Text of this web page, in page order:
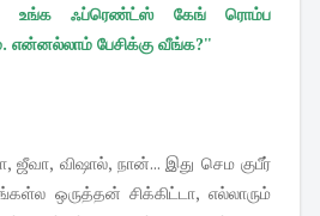
உங்க ஃப்ரெண்ட்ஸ் கேங் ரொம்ப
பேசிக்கு வீங்க?''
ஜீவா, விஷால், நான்... இது செம குபீர்
ஒருத்தன் சிக்கிட்டா, எல்லாரும்